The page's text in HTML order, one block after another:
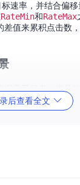
速率，并结合偏移
RateMin和RateMax
差值来累积点击数
合的一个理想平台
用这个自动驾驶程
后查看全文